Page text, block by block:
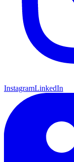
InstagramLinkedIn